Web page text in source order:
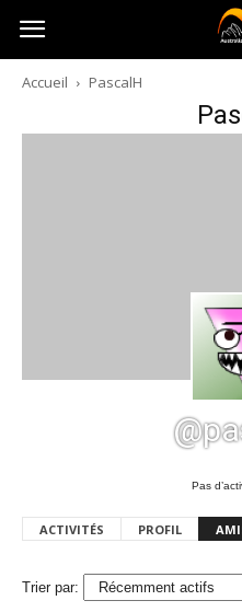
Australia-
australie.com
Accueil PascalH
Pas
ACTIVITÉS PROFIL
Trier par: